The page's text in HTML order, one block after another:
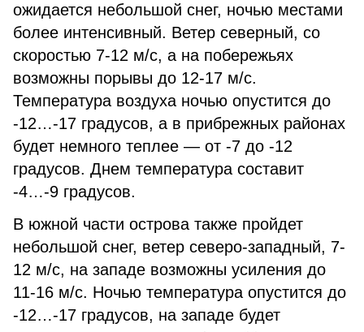
ожидается небольшой снег, ночью местами
более интенсивный. Ветер северный, со
скоростью 7-12 м/с, а на побережьях
возможны порывы до 12-17 м/с.
Температура воздуха ночью опустится до
-12…-17 градусов, а в прибрежных районах
будет немного теплее — от -7 до -12
градусов. Днем температура составит
-4…-9 градусов.
В южной части острова также пройдет
небольшой снег, ветер северо-западный, 7-
12 м/с, на западе возможны усиления до
11-16 м/с. Ночью температура опустится до
-12…-17 градусов, на западе будет